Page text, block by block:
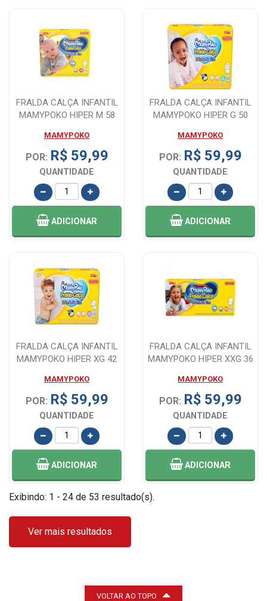
FRALDA CALÇA INFANTIL
MAMYPOKO HIPER M 58
MAMYPOKO
POR: R$ 59,99
QUANTIDADE
ADICIONAR
FRALDA CALÇA INFANTIL
MAMYPOKO HIPER G 50
MAMYPOKO
POR: R$ 59,99
QUANTIDADE
ADICIONAR
FRALDA CALÇA INFANTIL
MAMYPOKO HIPER XG 42
MAMYPOKO
POR: R$ 59,99
QUANTIDADE
ADICIONAR
FRALDA CALÇA INFANTIL
MAMYPOKO HIPER XXG 36
MAMYPOKO
POR: R$ 59,99
QUANTIDADE
ADICIONAR
Exibindo: 1 - 24 de 53 resultado(s).
Ver mais resultados
VOLTAR AO TOPO